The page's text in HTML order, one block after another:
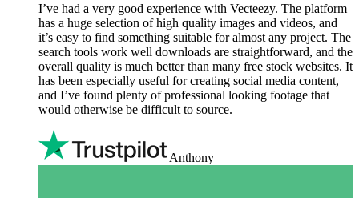
I’ve had a very good experience with Vecteezy. The platform
has a huge selection of high quality images and videos, and
it’s easy to find something suitable for almost any project. The
search tools work well downloads are straightforward, and the
overall quality is much better than many free stock websites. It
has been especially useful for creating social media content,
and I’ve found plenty of professional looking footage that
would otherwise be difficult to source.
Anthony